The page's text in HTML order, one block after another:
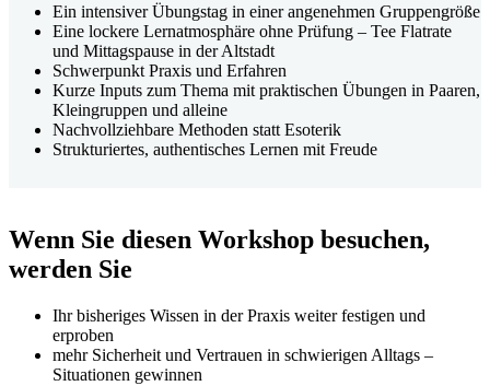
Ein intensiver Übungstag in einer angenehmen Gruppengröße
Eine lockere Lernatmosphäre ohne Prüfung – Tee Flatrate
und Mittagspause in der Altstadt
Schwerpunkt Praxis und Erfahren
Kurze Inputs zum Thema mit praktischen Übungen in Paaren,
Kleingruppen und alleine
Nachvollziehbare Methoden statt Esoterik
Strukturiertes, authentisches Lernen mit Freude
Wenn Sie diesen Workshop besuchen,
werden Sie
Ihr bisheriges Wissen in der Praxis weiter festigen und
erproben
mehr Sicherheit und Vertrauen in schwierigen Alltags –
Situationen gewinnen